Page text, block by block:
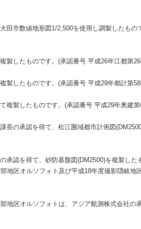
田市数値地形図1/2,500を使用し調製したも
製したものです。(承認番号 平成26年江都第
製したものです。(承認番号 平成29年都計第
複製したものです。(承認番号 平成29年奥建第
長の承認を得て、松江圏域都市計画図
認を得て、砂防基盤図(DM2500)を複製した
地区オルソフォト及び平成18年度撮影隠岐地
地区オルソフォトは、アジア航測株式会社の